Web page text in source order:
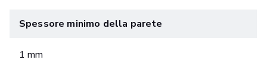
Spessore minimo della parete
1 mm